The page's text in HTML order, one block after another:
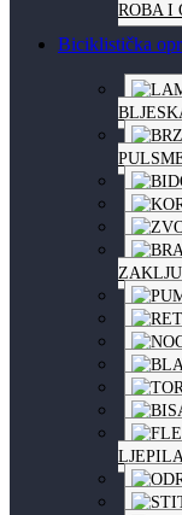
ROBA I
Biciklistička